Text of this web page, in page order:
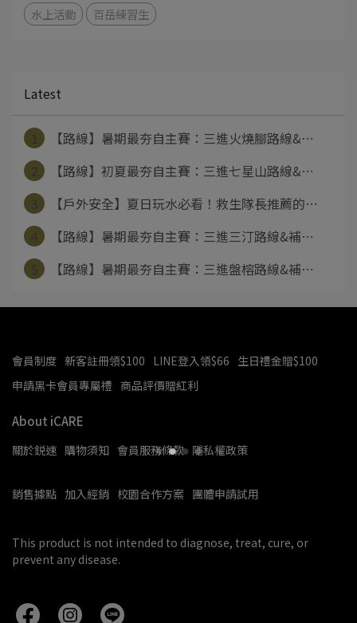
水上活動
百岳練習生
Latest
【路線】暑期最夯自主賽：三進火燒腳路線&⋯
【路線】初夏最夯自主賽：三進七星山路線&⋯
【戶外安全】夏日玩水必看！救生隊長推薦的⋯
【路線】暑期最夯自主賽：三進三汀路線&補⋯
【路線】暑期最夯自主賽：三進盤榕路線&補⋯
會員制度 新客註冊領$100 LINE登入領$66 生日禮金贈$100
申請黑卡會員專屬禮 商品評價贈紅利
About iCARE
關於鋭速 購物須知 會員服務條款 隱私權政策
銷售據點 加入經銷 校園合作方案 團體申請試用
This product is not intended to diagnose, treat, cure, or
prevent any disease.